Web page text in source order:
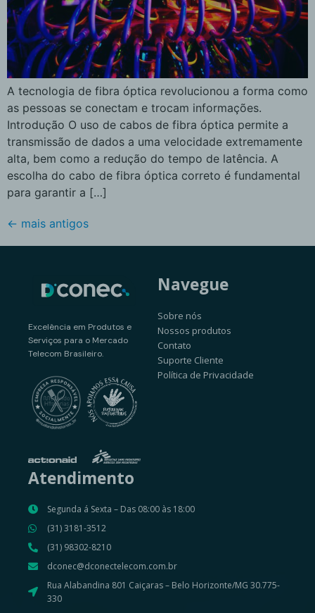
A tecnologia de fibra óptica revolucionou a forma como
as pessoas se conectam e trocam informações.
Introdução O uso de cabos de fibra óptica permite a
transmissão de dados a uma velocidade extremamente
alta, bem como a redução do tempo de latência. A
escolha do cabo de fibra óptica correto é fundamental
para garantir a […]
← mais antigos
Excelência em Produtos e
Serviços para o Mercado
Telecom Brasileiro.
Navegue
Sobre nós
Nossos produtos
Contato
Suporte Cliente
Política de Privacidade
Atendimento
Segunda á Sexta – Das 08:00 às 18:00
(31) 3181-3512
(31) 98302-8210
dconec@dconectelecom.com.br
Rua Alabandina 801 Caiçaras – Belo Horizonte/MG 30.775-
330